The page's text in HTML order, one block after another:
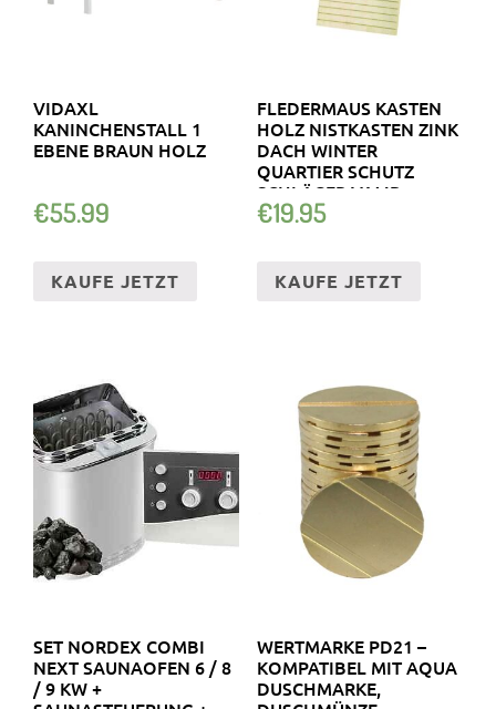
VIDAXL
KANINCHENSTALL 1
EBENE BRAUN HOLZ
€55.99
KAUFE JETZT
FLEDERMAUS KASTEN
HOLZ NISTKASTEN ZINK
DACH WINTER
QUARTIER SCHUTZ
SCHLÄGER VAMP
€19.95
KAUFE JETZT
SET NORDEX COMBI
NEXT SAUNAOFEN 6 / 8
/ 9 KW +
WERTMARKE PD21 –
KOMPATIBEL MIT AQUA
DUSCHMARKE,